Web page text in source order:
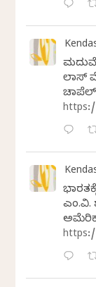
ಲಾಸ್‌
ಎಂ.ವಿ.